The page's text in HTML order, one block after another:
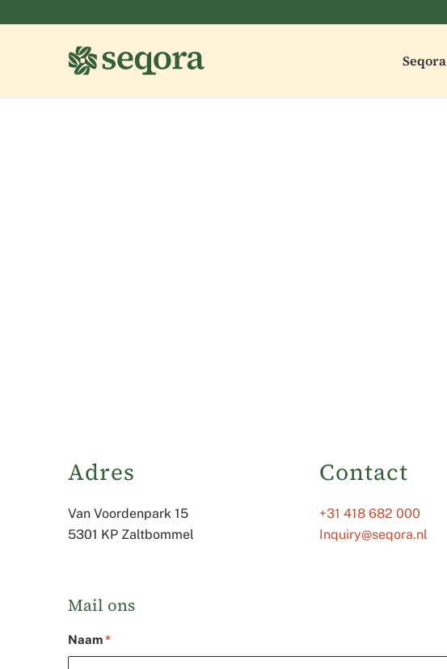
Seqora
Adres
Van Voordenpark 15
5301 KP Zaltbommel
Contact
+31 418 682 000
Inquiry@seqora.nl
Mail ons
Naam*